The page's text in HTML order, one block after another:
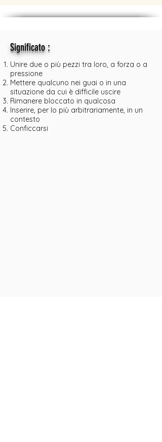
Significato:
Unire due o più pezzi tra loro, a forza o a
pressione
Mettere qualcuno nei guai o in una
situazione da cui è difficile uscire
Rimanere bloccato in qualcosa
Inserire, per lo più arbitrariamente, in un
contesto
Conficcarsi